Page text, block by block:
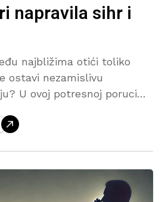
napravila sihr i
najbližima otići toliko
ostavi nezamislivu
pronalazak
porodičnim odnosima i
se ono uvuče među